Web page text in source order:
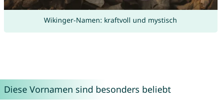
Wikinger-Namen: kraftvoll und mystisch
Diese Vornamen sind besonders beliebt